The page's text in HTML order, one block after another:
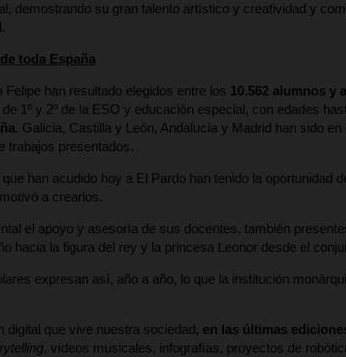
demostrando su gran talento artístico y creatividad y
toda España
han resultado elegidos entre los 10.562 alumnos y
1º y 2º de la ESO y educación especial, con edades
. Galicia, Castilla y León, Andalucía y Madrid han sido
trabajos presentados.
han acudido hoy a El Pardo han tenido la oportunidad
a crearlos.
el apoyo y asesoría de sus docentes, también
hacia la figura del rey y la princesa Leonor desde el
expresan así, año a año, lo que la institución
digital que vive nuestra sociedad, en las últimas
, vídeos musicales, infografías, proyectos de